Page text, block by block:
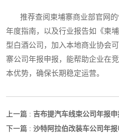
推荐查阅柬埔寨商业部官网的
年度指南，以及行业报告如《柬
型白酒公司，加入本地商业协会
寨公司年报申报，能帮助企业在
本优势，确保长期稳定运营。
上一篇 : 吉布提汽车线束公司年报
下一篇 : 沙特阿拉伯改装车公司年